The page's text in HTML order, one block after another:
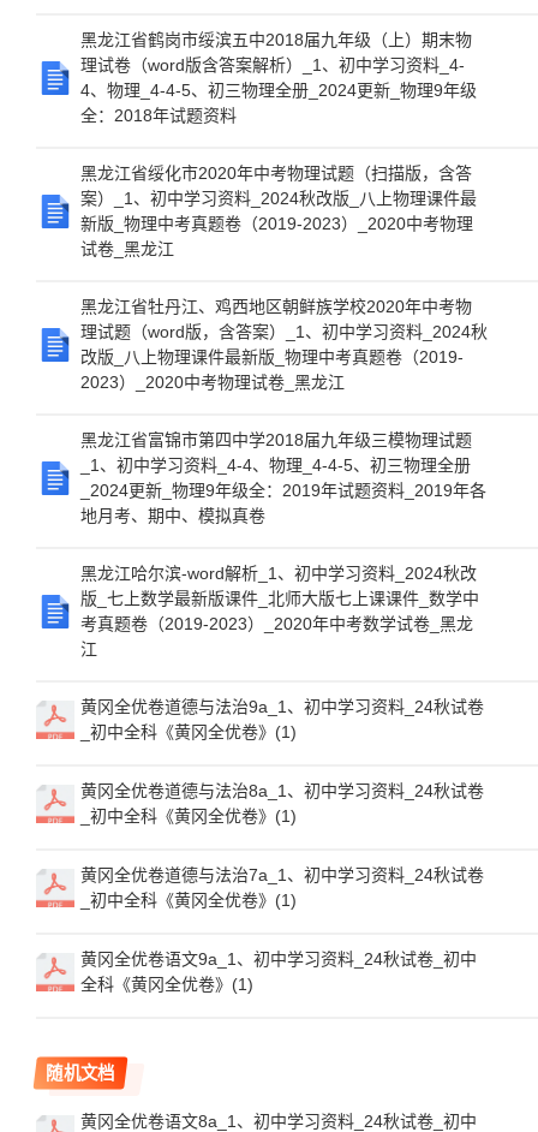
黑龙江省鹤岗市绥滨五中2018届九年级（上）期末物
理试卷（word版含答案解析）_1、初中学习资料_4-
4、物理_4-4-5、初三物理全册_2024更新_物理9年级
全：2018年试题资料
黑龙江省绥化市2020年中考物理试题（扫描版，含答
案）_1、初中学习资料_2024秋改版_八上物理课件最
新版_物理中考真题卷（2019-2023）_2020中考物理
试卷_黑龙江
黑龙江省牡丹江、鸡西地区朝鲜族学校2020年中考物
理试题（word版，含答案）_1、初中学习资料_2024秋
改版_八上物理课件最新版_物理中考真题卷（2019-
2023）_2020中考物理试卷_黑龙江
黑龙江省富锦市第四中学2018届九年级三模物理试题
_1、初中学习资料_4-4、物理_4-4-5、初三物理全册
_2024更新_物理9年级全：2019年试题资料_2019年各
地月考、期中、模拟真卷
黑龙江哈尔滨-word解析_1、初中学习资料_2024秋改
版_七上数学最新版课件_北师大版七上课课件_数学中
考真题卷（2019-2023）_2020年中考数学试卷_黑龙
江
黄冈全优卷道德与法治9a_1、初中学习资料_24秋试卷
_初中全科《黄冈全优卷》(1)
黄冈全优卷道德与法治8a_1、初中学习资料_24秋试卷
_初中全科《黄冈全优卷》(1)
黄冈全优卷道德与法治7a_1、初中学习资料_24秋试卷
_初中全科《黄冈全优卷》(1)
黄冈全优卷语文9a_1、初中学习资料_24秋试卷_初中
全科《黄冈全优卷》(1)
随机文档
黄冈全优卷语文8a_1、初中学习资料_24秋试卷_初中